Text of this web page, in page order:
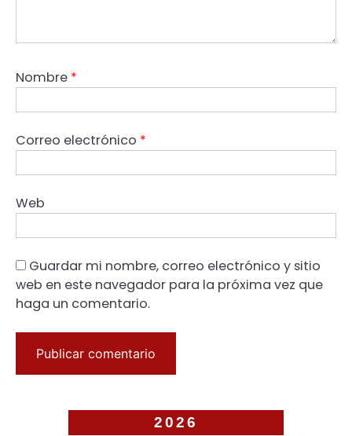
Nombre *
Correo electrónico *
Web
Guardar mi nombre, correo electrónico y sitio
web en este navegador para la próxima vez que
haga un comentario.
2026